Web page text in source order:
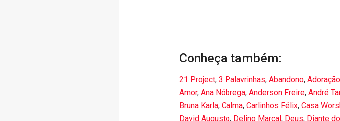
Conheça também:
21 Project, 3 Palavrinhas, Abandono, Adoração
Amor, Ana Nóbrega, Anderson Freire, André
Bruna Karla, Calma, Carlinhos Félix, Casa
David Augusto, Delino Marçal, Deus, Diante